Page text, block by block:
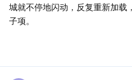
城就不停地闪动，反复重新加载
子项。